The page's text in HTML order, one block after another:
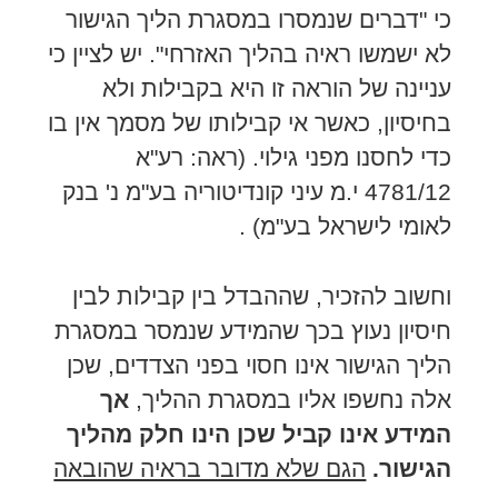
כי "דברים שנמסרו במסגרת הליך הגישור
לא ישמשו ראיה בהליך האזרחי". יש לציין כי
עניינה של הוראה זו היא בקבילות ולא
בחיסיון, כאשר אי קבילותו של מסמך אין בו
כדי לחסנו מפני גילוי. (ראה: רע"א
4781/12 י.מ עיני קונדיטוריה בע"מ נ' בנק
לאומי לישראל בע"מ) .
וחשוב להזכיר, שההבדל בין קבילות לבין
חיסיון נעוץ בכך שהמידע שנמסר במסגרת
הליך הגישור אינו חסוי בפני הצדדים, שכן
אלה נחשפו אליו במסגרת ההליך, אך
המידע אינו קביל שכן הינו חלק מהליך
הגישור. הגם שלא מדובר בראיה שהובאה